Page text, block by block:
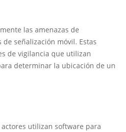
las amenazas de
señalización móvil. Estas
de vigilancia que utilizan
determinar la ubicación de un
utilizan software para